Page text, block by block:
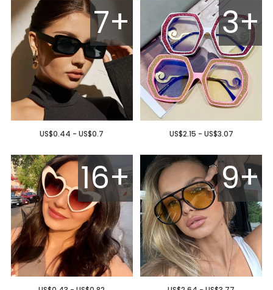
3+
US$2.15 - US$3.07
7+
US$0.44 - US$0.7
9+
16+